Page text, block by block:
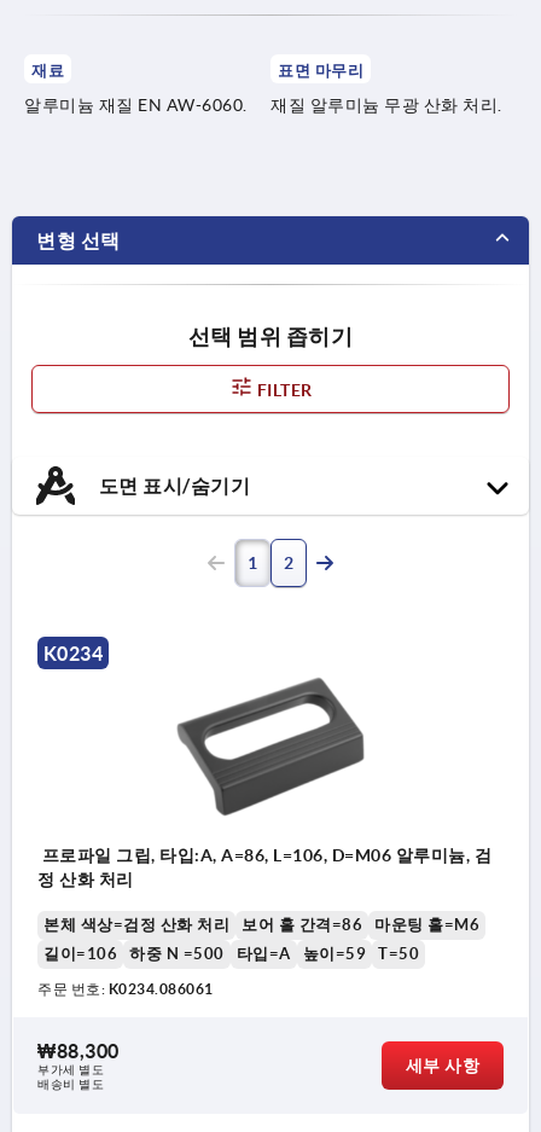
재료
알루미늄 재질 EN AW-6060.
표면 마무리
재질 알루미늄 무광 산화 처리.
변형 선택
선택 범위 좁히기
FILTER
도면 표시/숨기기
1 2
K0234
프로파일 그립, 타입:A, A=86, L=106, D=M06 알루미늄, 검
정 산화 처리
본체 색상=검정 산화 처리 보어 홀 간격=86
마운팅 홀=M6
길이=106
하중 N =500 타입=A 높이=59 T=50
주문 번호: K0234.086061
₩88,300
부가세 별도
배송비 별도
세부 사항